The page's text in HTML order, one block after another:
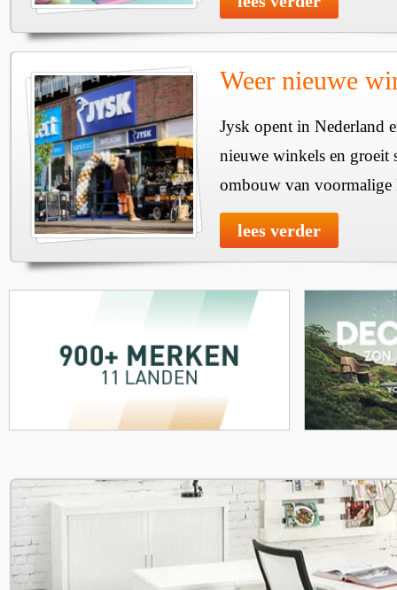
Weer nieuwe
Jysk opent in Nederland
nieuwe winkels en groeit
ombouw van voormalige
lees verder